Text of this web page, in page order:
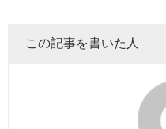
この記事を書いた人